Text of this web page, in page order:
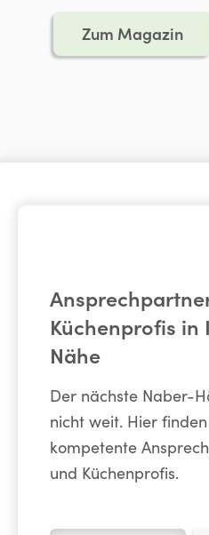
Zum Magazin
Küchenprofis in
Nähe
Der nächste Naber-
nicht weit. Hier
kompetente
und Küchenprofis.